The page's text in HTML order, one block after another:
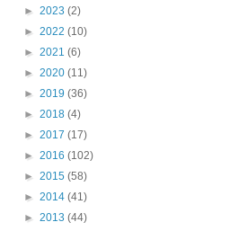
► 2023 (2)
► 2022 (10)
► 2021 (6)
► 2020 (11)
► 2019 (36)
► 2018 (4)
► 2017 (17)
► 2016 (102)
► 2015 (58)
► 2014 (41)
► 2013 (44)